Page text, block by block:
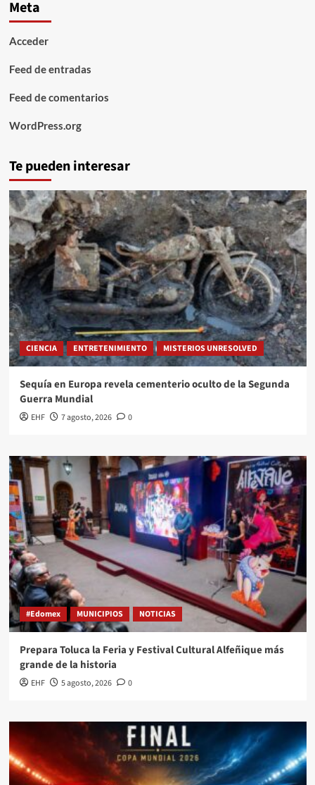
Meta
Acceder
Feed de entradas
Feed de comentarios
WordPress.org
Te pueden interesar
CIENCIA ENTRETENIMIENTO MISTERIOS UNRESOLVED
Sequía en Europa revela cementerio oculto de la Segunda
Guerra Mundial
EHF 7 agosto, 2026 0
#Edomex MUNICIPIOS NOTICIAS
Prepara Toluca la Feria y Festival Cultural Alfeñique más
grande de la historia
EHF 5 agosto, 2026 0